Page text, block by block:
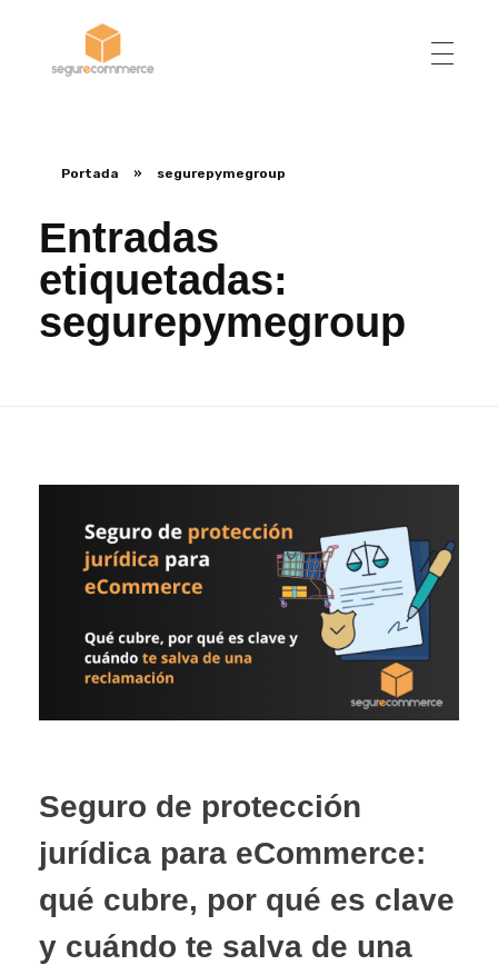
Portada » segurepymegroup
Entradas
etiquetadas:
segurepymegroup
Seguro de protección
jurídica para eCommerce:
qué cubre, por qué es clave
y cuándo te salva de una